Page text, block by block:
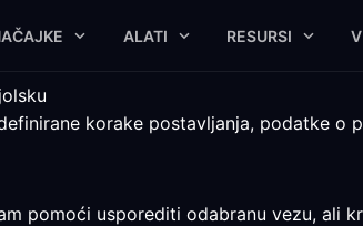
ALATI RESURSI
korake postavljanja, podatke o
pomoći usporediti odabranu vezu, ali